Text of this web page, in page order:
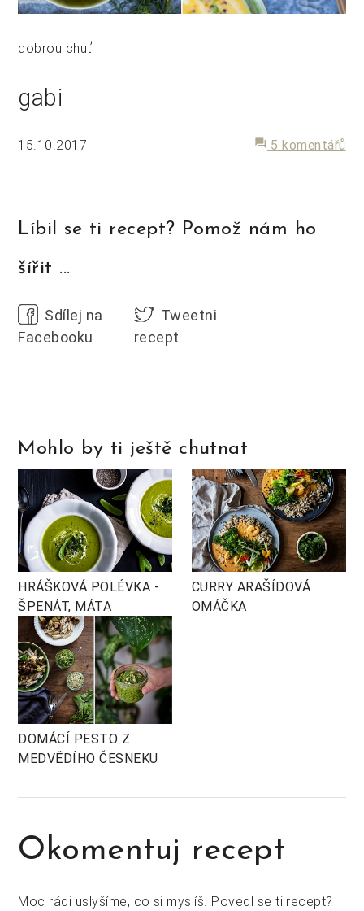
dobrou chuť
gabi
15.10.2017 forum 5 komentářů
Líbil se ti recept? Pomož nám ho
šířit ...
Sdílej na
Facebooku
Tweetni
recept
Mohlo by ti ještě chutnat
HRÁŠKOVÁ POLÉVKA -
ŠPENÁT, MÁTA
CURRY ARAŠÍDOVÁ
OMÁČKA
DOMÁCÍ PESTO Z
MEDVĚDÍHO ČESNEKU
Okomentuj recept
Moc rádi uslyšíme, co si myslíš. Povedl se ti recept?